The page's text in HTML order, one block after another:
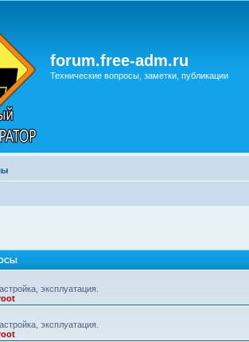
forum.free-adm.ru
Технические вопросы, заметки, публикации
эксплуатация.
эксплуатация.